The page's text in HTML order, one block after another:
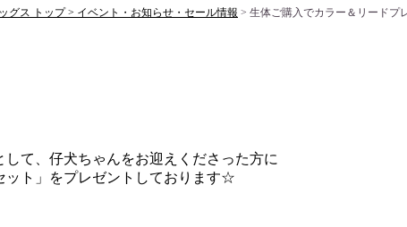
グス トップ > イベント・お知らせ・セール情報 > 生体ご購入でカラー＆リードプ
て、仔犬ちゃんをお迎えくださった方に
ト」をプレゼントしております☆